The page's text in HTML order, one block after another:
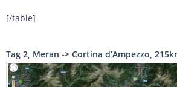
[/table]
Tag 2, Meran -> Cortina d’Ampezzo,